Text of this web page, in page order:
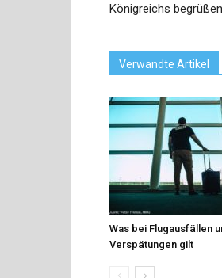
Königreichs begrüßen
Verwandte Artikel
Was bei Flugausfällen
Verspätungen gilt